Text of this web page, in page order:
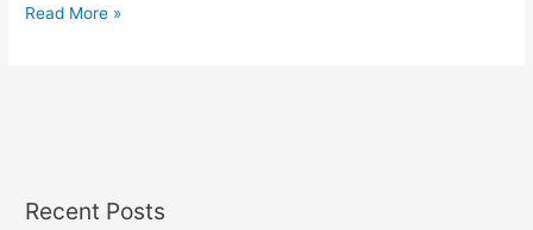
Voskopoje:
18
Read More »
Recent Posts